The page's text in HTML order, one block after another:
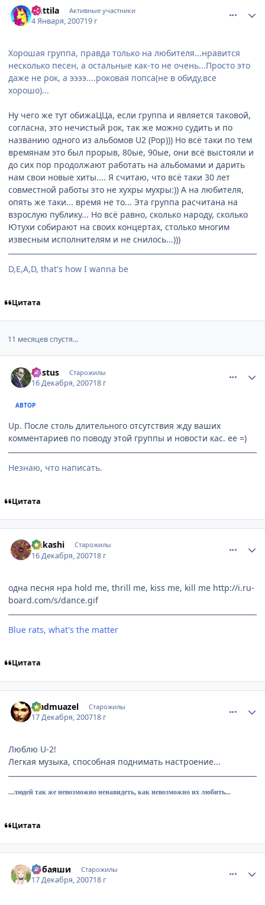
Anttila Активные участники
4 Января, 200719 г
Хорошая группа, правда только на любителя...нравится
несколько песен, а остальные как-то не очень...Просто это
даже не рок, а ээээ....роковая попса(не в обиду,все
хорошо)...
Ну чего же тут обижаЦЦа, если группа и является таковой,
согласна, это нечистый рок, так же можно судить и по
названию одного из альбомов U2 (Рор))) Но всё таки по тем
времянам это был прорыв, 80ые, 90ые, они всё выстояли и
до сих пор продолжают работать на альбомами и дарить
нам свои новые хиты.... Я считаю, что всё таки 30 лет
совместной работы это не хухры мухры:)) А на любителя,
опять же таки... время не то... Эта группа расчитана на
взрослую публику... Но всё равно, сколько народу, сколько
Ютухи собирают на своих концертах, столько многим
извесным исполнителям и не снилось...)))
D,E,A,D, that's how I wanna be
Цитата
11 месяцев спустя...
Destus Старожилы
16 Декабря, 200718 г
АВТОР
Up. После столь длительного отсутствия жду ваших
комментариев по поводу этой группы и новости кас. ее =)
Незнаю, что написать.
Цитата
rinkashi Старожилы
16 Декабря, 200718 г
одна песня нра hold me, thrill me, kiss me, kill me http://i.ru-
board.com/s/dance.gif
Blue rats, what's the matter
Цитата
Madmuazel Старожилы
17 Декабря, 200718 г
Люблю U-2!
Легкая музыка, способная поднимать настроение...
...людей так же невозможно ненавидеть, как невозможно их любить...
Цитата
Кобаяши Старожилы
17 Декабря, 200718 г